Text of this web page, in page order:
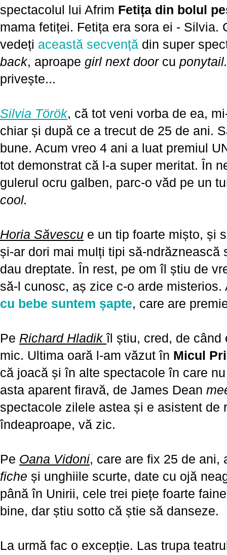
spectacolul lui Afrim Fetița din bolul
mama fetiței. Fetița era sora ei - Silvia.
vedeți această secvență din super
back, aproape girl next door cu
privește...
Silvia Török, că tot veni vorba de ea,
chiar și după ce a trecut de 25 de ani.
bune. Acum vreo 4 ani a luat premiul
tot demonstrat că l-a super meritat. În
gulerul ocru galben, parc-o văd pe un
cool.
Horia Săvescu e un tip foarte mișto, și
și-ar dori mai mulți tipi să-ndrăznească
dau dreptate. În rest, pe om îl știu de
să-l cunosc, aș zice c-o arde
cu bebe suntem șapte, care are
Pe Richard Hladikîl știu, cred, de când
mic. Ultima oară l-am văzut în Micul
că joacă și în alte spectacole în care
asta aparent firavă, de James Dean
spectacole zilele astea și e asistent de
îndeaproape, vă zic.
Pe Oana Vidoni, care are fix 25 de ani,
fiche și unghiile scurte, date cu ojă
până în Unirii, cele trei piețe foarte
bine, dar știu sotto că știe să danseze.
La urmă fac o excepție. Las trupa